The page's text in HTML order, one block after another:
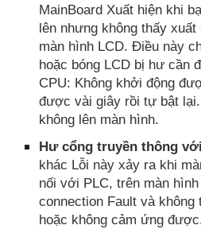
MainBoard Xuất hiện khi
lên nhưng không thấy
màn hình LCD. Điều này
hoặc bóng LCD bị hư cần
CPU: Không khởi động
được vài giây rồi tự bật
không lên màn hình.
Hư cổng truyền thông
khác Lỗi này xảy ra khi
nối với PLC, trên màn
connection Fault và
hoặc không cảm ứng